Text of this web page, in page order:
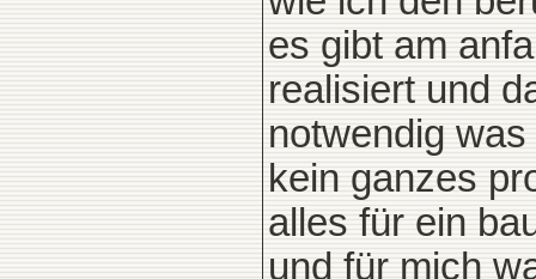
es gibt am
realisiert und
notwendig
kein ganzes
alles für ein
und für mich